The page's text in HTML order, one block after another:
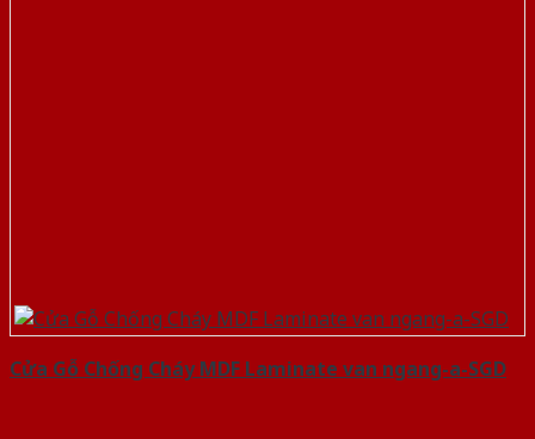
Cửa Gỗ Chống Cháy MDF Laminate van ngang-a-SGD